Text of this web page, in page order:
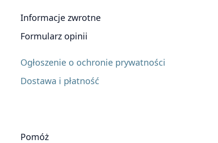
Informacje zwrotne
Formularz opinii
Ogłoszenie o ochronie prywatności
Dostawa i płatność
Pomóż